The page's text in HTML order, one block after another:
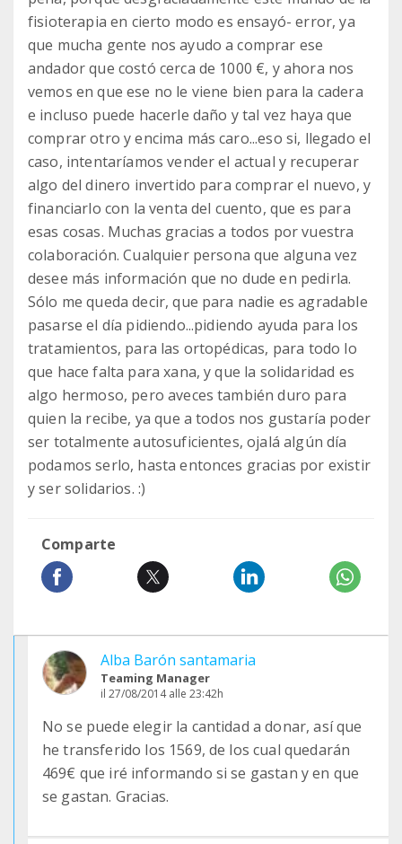
fisioterapia en cierto modo es ensayó- error, ya
que mucha gente nos ayudo a comprar ese
andador que costó cerca de 1000 €, y ahora nos
vemos en que ese no le viene bien para la cadera
e incluso puede hacerle daño y tal vez haya que
comprar otro y encima más caro...eso si, llegado el
caso, intentaríamos vender el actual y recuperar
algo del dinero invertido para comprar el nuevo, y
financiarlo con la venta del cuento, que es para
esas cosas. Muchas gracias a todos por vuestra
colaboración. Cualquier persona que alguna vez
desee más información que no dude en pedirla.
Sólo me queda decir, que para nadie es agradable
pasarse el día pidiendo...pidiendo ayuda para los
tratamientos, para las ortopédicas, para todo lo
que hace falta para xana, y que la solidaridad es
algo hermoso, pero aveces también duro para
quien la recibe, ya que a todos nos gustaría poder
ser totalmente autosuficientes, ojalá algún día
podamos serlo, hasta entonces gracias por existir
y ser solidarios. :)
Comparte
Alba Barón santamaria
Teaming Manager
il 27/08/2014 alle 23:42h
No se puede elegir la cantidad a donar, así que
he transferido los 1569, de los cual quedarán
469€ que iré informando si se gastan y en que
se gastan. Gracias.